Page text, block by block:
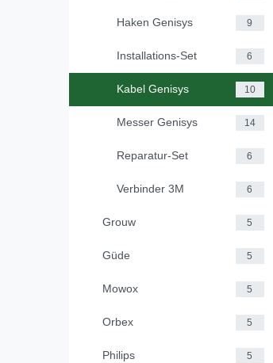
Haken Genisys 9
Installations-Set 6
Kabel Genisys 10
Messer Genisys 14
Reparatur-Set 6
Verbinder 3M 6
Grouw 5
Güde 5
Mowox 5
Orbex 5
Philips 5